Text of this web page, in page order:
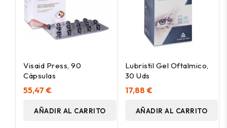
Visaid Press, 90
Cápsulas
55,47 €
AÑADIR AL CARRITO
Lubristil Gel Oftalmico,
30 Uds
17,88 €
AÑADIR AL CARRITO